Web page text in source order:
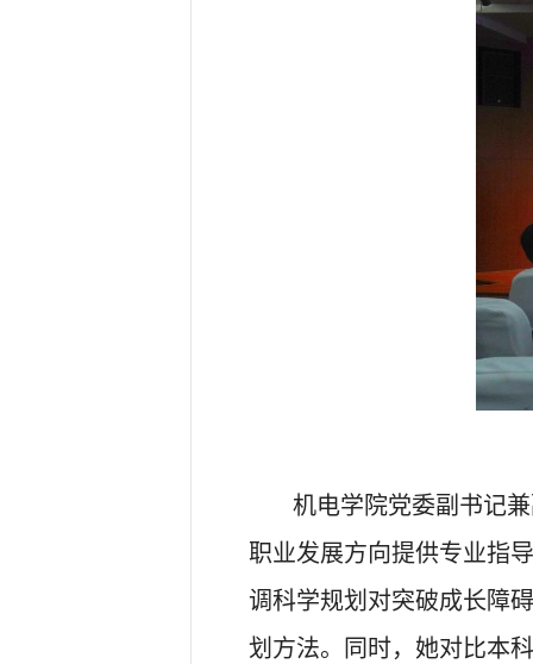
机电学院党委副书记
职业发展方向提供专业指
调科学规划对突破成长障
划方法。同时，她对比本